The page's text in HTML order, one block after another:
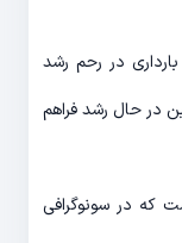
در رحم رشد
در حال رشد فراهم
که در سونوگرافی